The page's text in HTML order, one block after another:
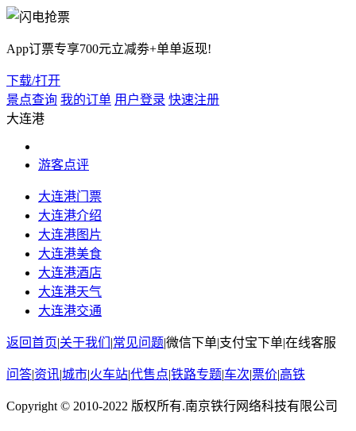
App订票专享700元立减劵+单单返现!
下载/打开
景点查询 我的订单 用户登录 快速注册
大连港
游客点评
大连港门票
大连港介绍
大连港图片
大连港美食
大连港酒店
大连港天气
大连港交通
返回首页|关于我们 |常见问题|微信下单|支付宝下单|在线客服
问答|资讯|城市|火车站|代售点|铁路专题|车次|票价|高铁
Copyright © 2010-2022 版权所有.南京铁行网络科技有限公司